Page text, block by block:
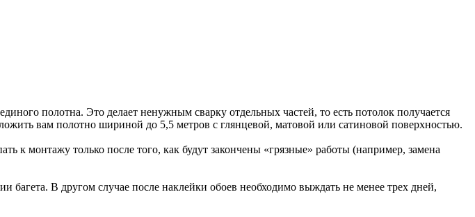
полотна. Это делает ненужным сварку отдельных частей, то есть потолок получается
вам полотно шириной до 5,5 метров с глянцевой, матовой или сатиновой поверхностью.
к монтажу только после того, как будут закончены «грязные» работы (например, замена
багета. В другом случае после наклейки обоев необходимо выждать не менее трех дней,